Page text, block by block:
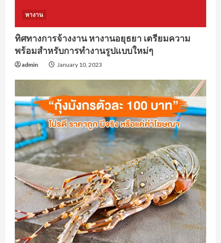
หางาน
ทิศทางการจ้างงาน หางานอยุธยา เตรียมความ
พร้อมสำหรับการทำงานรูปแบบใหม่ๆ
admin January 10, 2023